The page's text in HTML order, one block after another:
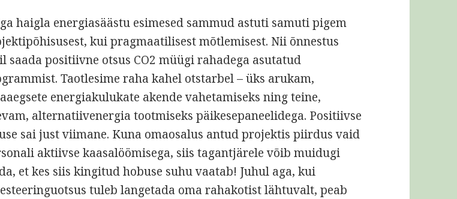
haigla energiasäästu esimesed sammud astuti samuti pigem
kui pragmaatilisest mõtlemisest. Nii õnnestus
saada positiivne otsus CO2 müügi rahadega asutatud
Taotlesime raha kahel otstarbel – üks arukam,
energiakulukate akende vahetamiseks ning teine,
alternatiivenergia tootmiseks päikesepaneelidega. Positiivse
sai just viimane. Kuna omaosalus antud projektis piirdus vaid
aktiivse kaasalöömisega, siis tagantjärele võib muidugi
et kes siis kingitud hobuse suhu vaatab! Juhul aga, kui
tuleb langetada oma rahakotist lähtuvalt, peab